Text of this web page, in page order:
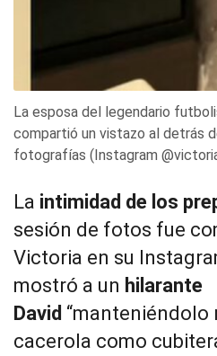
La esposa del legendario
compartió un vistazo al detrás
fotografías (Instagram
La intimidad de los
sesión de fotos fue
Victoria en su
mostró a un hilarante
David “manteniéndolo
cacerola como